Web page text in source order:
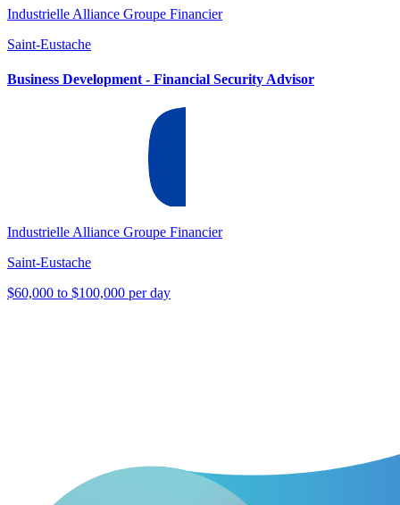
Industrielle Alliance Groupe Financier
Saint-Eustache
Business Development - Financial Security Advisor
Industrielle Alliance Groupe Financier
Saint-Eustache
$60,000 to $100,000 per day